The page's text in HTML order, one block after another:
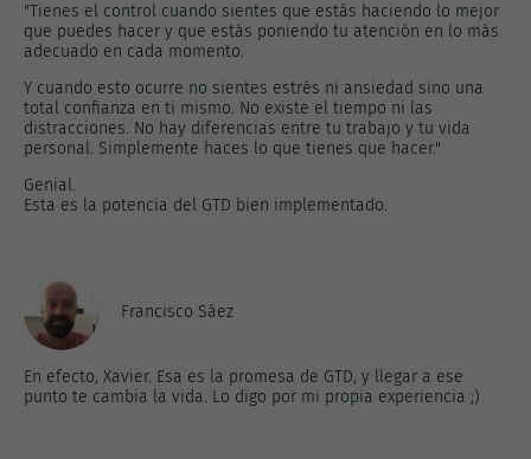
"Tienes el control cuando sientes que estás haciendo lo mejor
que puedes hacer y que estás poniendo tu atención en lo más
adecuado en cada momento.
Y cuando esto ocurre no sientes estrés ni ansiedad sino una
total confianza en ti mismo. No existe el tiempo ni las
distracciones. No hay diferencias entre tu trabajo y tu vida
personal. Simplemente haces lo que tienes que hacer."
Genial.
Esta es la potencia del GTD bien implementado.
Francisco Sáez
En efecto, Xavier. Esa es la promesa de GTD, y llegar a ese
punto te cambia la vida. Lo digo por mi propia experiencia ;)